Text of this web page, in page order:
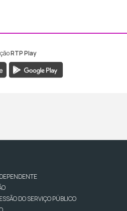
RTP Play
DO SERVIÇO PÚBLICO